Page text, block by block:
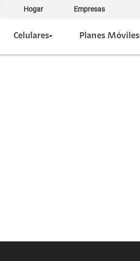
Hogar Empresas
Celulares Planes Móviles